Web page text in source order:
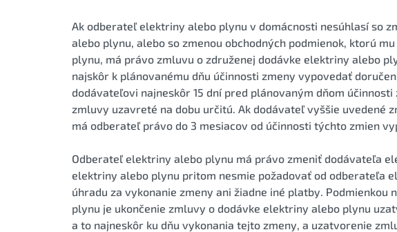
Ak odberateľ elektriny alebo plynu v domácnosti nesúhlasí so
alebo plynu, alebo so zmenou obchodných podmienok, ktorú
plynu, má právo zmluvu o združenej dodávke elektriny alebo
najskôr k plánovanému dňu účinnosti zmeny vypovedať
dodávateľovi najneskôr 15 dní pred plánovaným dňom
zmluvy uzavreté na dobu určitú. Ak dodávateľ vyššie uvedené
má odberateľ právo do 3 mesiacov od účinnosti týchto zmien
Odberateľ elektriny alebo plynu má právo zmeniť dodávateľa
elektriny alebo plynu pritom nesmie požadovať od odberateľa
úhradu za vykonanie zmeny ani žiadne iné platby.
plynu je ukončenie zmluvy o dodávke elektriny alebo plynu
a to najneskôr ku dňu vykonania tejto zmeny, a uzatvorenie